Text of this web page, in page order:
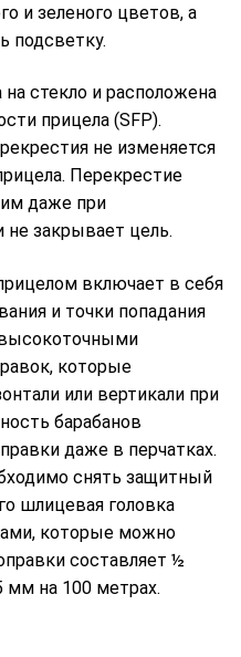
и зеленого цветов, а
подсветку.
на стекло и расположена
прицела (SFP).
не изменяется
Перекрестие
даже при
закрывает цель.
включает в себя
и точки попадания
высокоточными
которые
или вертикали при
барабанов
даже в перчатках.
снять защитный
шлицевая головка
которые можно
составляет ½
мм на 100 метрах.